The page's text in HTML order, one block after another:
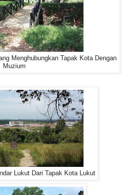
Menghubungkan Tapak Kota Dengan
Muzium
Lukut Dari Tapak Kota Lukut